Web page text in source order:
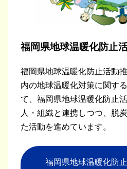
福岡県地球温暖化防止
福岡県地球温暖化防止活動
内の地球温暖化対策に関す
て、福岡県地球温暖化防止
人・組織と連携しつつ、脱
た活動を進めています。
福岡県地球温暖化防